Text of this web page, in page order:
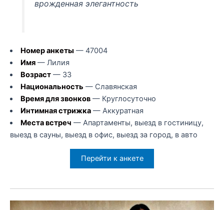
врожденная элегантность
Номер анкеты — 47004
Имя— Лилия
Возраст— 33
Национальность — Славянская
Время для звонков— Круглосуточно
Интимная стрижка— Аккуратная
Места встреч — Апартаменты, выезд в гостиницу,
выезд в сауны, выезд в офис, выезд за город, в авто
Перейти к анкете